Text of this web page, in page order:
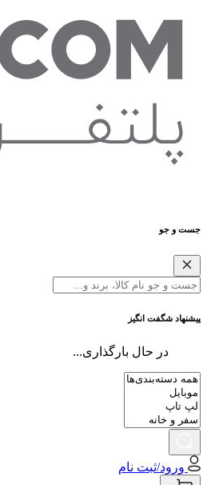
جست و جو
پیشنهاد شگفت انگیز
در حال بارگذاری...
ورود/ثبت نام